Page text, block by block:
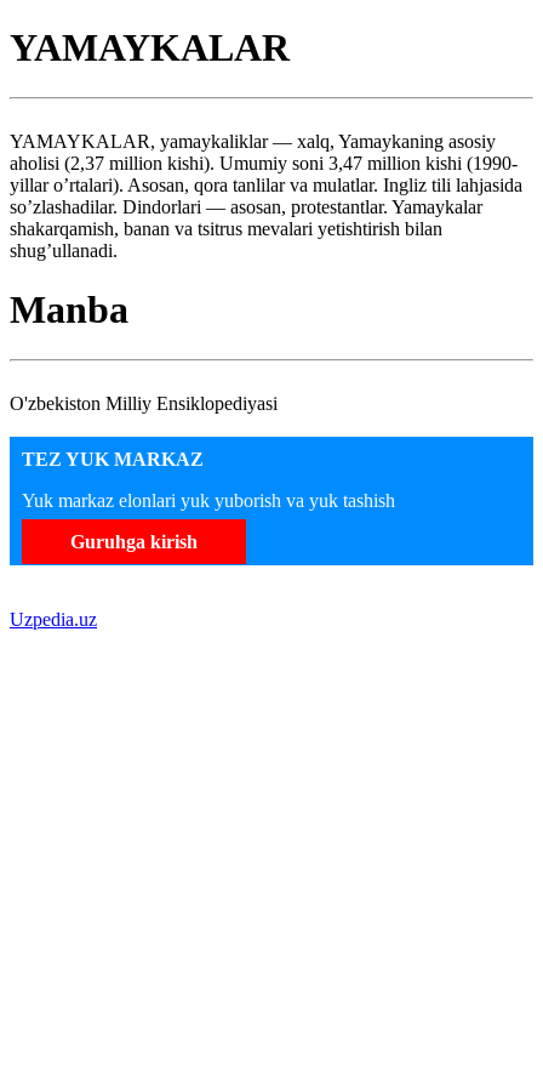
YAMAYKALAR
YAMAYKALAR, yamaykaliklar — xalq, Yamaykaning asosiy
aholisi (2,37 million kishi). Umumiy soni 3,47 million kishi (1990-
yillar o’rtalari). Asosan, qora tanlilar va mulatlar. Ingliz tili lahjasida
so’zlashadilar. Dindorlari — asosan, protestantlar. Yamaykalar
shakarqamish, banan va tsitrus mevalari yetishtirish bilan
shug’ullanadi.
Manba
O'zbekiston Milliy Ensiklopediyasi
TEZ YUK MARKAZ
Yuk markaz elonlari yuk yuborish va yuk tashish
Guruhga kirish
Uzpedia.uz